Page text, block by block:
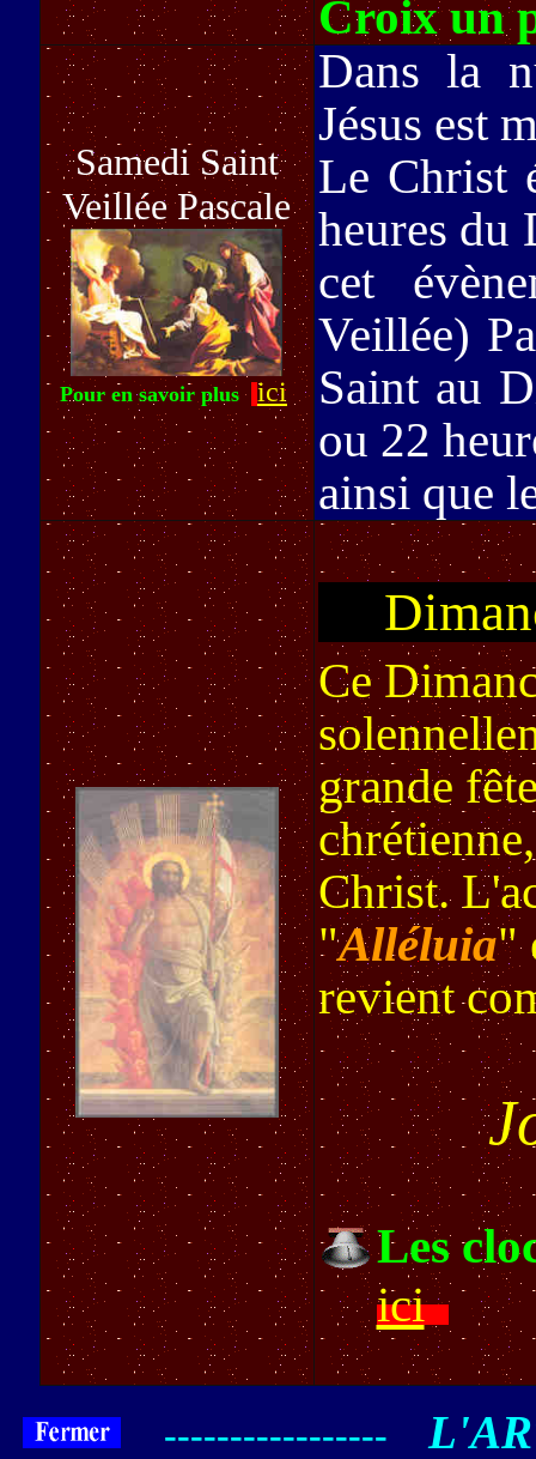
Croix un
Samedi Saint
Veillée Pascale
Pour en savoir plus ici
Dans la
Jésus est
Le Christ
heures du
cet
Veillée)
Saint au
ou 22
ainsi que
Ce
grande
Christ.
"Alléluia"
revient
Les
ici
-----------------